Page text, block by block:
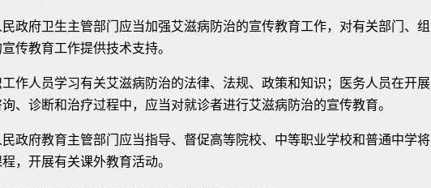
府卫生主管部门应当加强艾滋病防治的宣传教育工作，对有关部门、组
传教育工作提供技术支持。
人员学习有关艾滋病防治的法律、法规、政策和知识；医务人员在开展
、诊断和治疗过程中，应当对就诊者进行艾滋病防治的宣传教育。
府教育主管部门应当指导、督促高等院校、中等职业学校和普通中学将
，开展有关课外教育活动。